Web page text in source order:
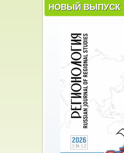
НОВЫЙ ВЫПУСК